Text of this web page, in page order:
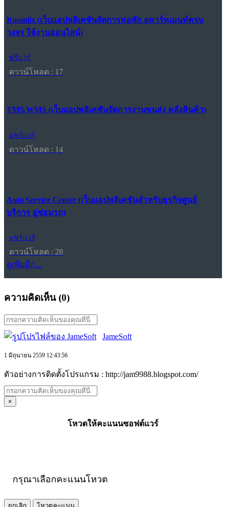
Roomlix (เว็บแอปพลิเคชันจัดการหอพัก อพาร์ทเมนท์ครบ
วงจร ใช้งานออนไลน์)
ฟรีแวร์
ดาวน์โหลด : 17
TMS/WMS (เว็บแอปพลิเคชันจัดการงานขนส่ง คลังสินค้า)
แชร์แวร์
ดาวน์โหลด : 14
Auto Service Center (เว็บแอปพลิเคชันสำหรับธุรกิจศูนย์
บริการ อู่ซ่อมรถ)
แชร์แวร์
ดาวน์โหลด : 28
ดูเพิ่มอีก...
ความคิดเห็น (0)
JameSoft
1 มิถุนายน 2559 12:43:56
ตัวอย่างการติดตั้งโปรแกรม : http://jam9988.blogspot.com/
×
โหวตให้คะแนนซอฟต์แวร์
กรุณาเลือกคะแนนโหวต